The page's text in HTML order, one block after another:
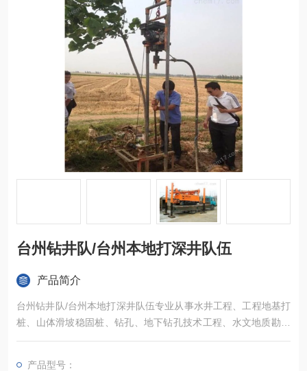
台州钻井队/台州本地打深井队伍
产品简介
台州钻井队/台州本地打深井队伍专业从事水井工程、工程地基打
桩、山体滑坡稳固桩、钻孔、地下钻孔技术工程、水文地质勘探
工程等为主的施工企业
产品型号：